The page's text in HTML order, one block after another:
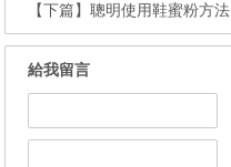
【下篇】聰明使用鞋蜜粉方法
給我留言